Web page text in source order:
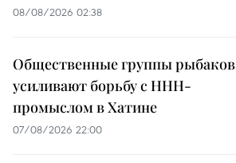
08/08/2026 02:38
Общественные группы рыбаков
усиливают борьбу с ННН-
промыслом в Хатине
07/08/2026 22:00